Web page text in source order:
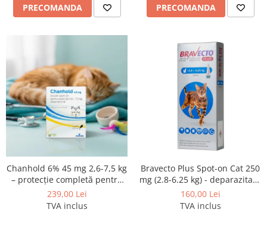
PRECOMANDA PRECOMANDA
Chanhold 6% 45 mg 2,6-7,5 kg
– protecție completă pentru
pisica ta
239,00 Lei
TVA inclus
Bravecto Plus Spot-on Cat 250
mg (2.8-6.25 kg) - deparazitare
externa si interna pentru
pisici
160,00 Lei
TVA inclus